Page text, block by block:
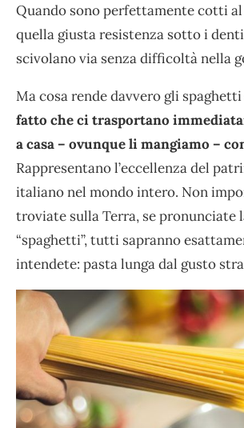
Quando sono perfettamente cotti
quella giusta resistenza sotto i
scivolano via senza difficoltà nella
Ma cosa rende davvero gli
fatto che ci trasportano
a casa – ovunque li mangiamo –
Rappresentano l’eccellenza del
italiano nel mondo intero. Non
troviate sulla Terra, se pronunciate
“spaghetti”, tutti sapranno
intendete: pasta lunga dal gusto